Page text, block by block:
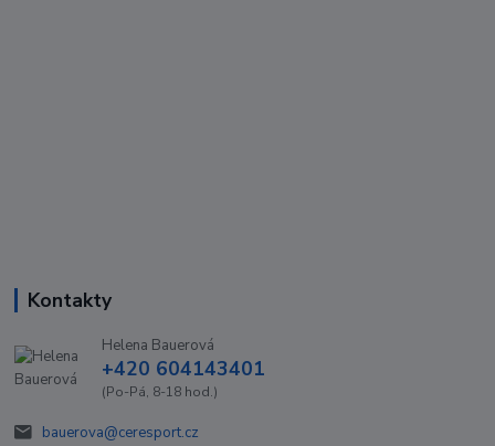
Kontakty
Helena Bauerová
+420 604143401
(Po-Pá, 8-18 hod.)
bauerova@ceresport.cz